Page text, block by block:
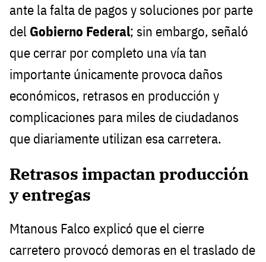
ante la falta de pagos y soluciones por parte
del Gobierno Federal; sin embargo, señaló
que cerrar por completo una vía tan
importante únicamente provoca daños
económicos, retrasos en producción y
complicaciones para miles de ciudadanos
que diariamente utilizan esa carretera.
Retrasos impactan producción
y entregas
Mtanous Falco explicó que el cierre
carretero provocó demoras en el traslado de